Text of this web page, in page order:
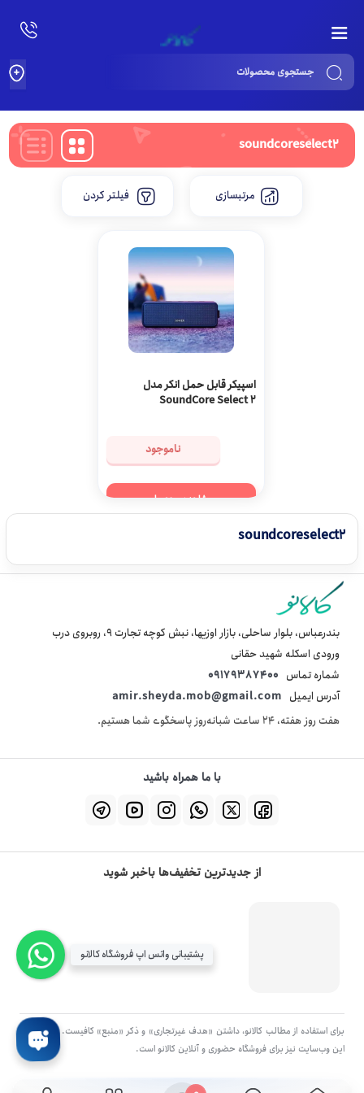
soundcoreselect2
مرتبسازی فیلتر کردن
اسپیکر قابل حمل انکر مدل
SoundCore Select 2
ناموجود
مشاهده محصول
soundcoreselect2
بندرعباس، بلوار ساحلی، بازار اوزیها، نبش کوچه تجارت 9، روبروی درب
ورودی اسکله شهید حقانی
شماره تماس 09179387400
آدرس ایمیل amir.sheyda.mob@gmail.com
هفت روز هفته، ۲۴ ساعت شبانه‌روز پاسخگوی شما هستیم.
با ما همراه باشید
از جدیدترین تخفیف‌ها باخبر شوید
برای استفاده از مطالب کالانو، داشتن «هدف غیرتجاری» و ذکر «منبع» کافیست. تمام حقوق
اين وب‌سايت نیز برای فروشگاه حضوری و آنلاین کالانو است.
پشتیبانی واتس اپ فروشگاه کالانو